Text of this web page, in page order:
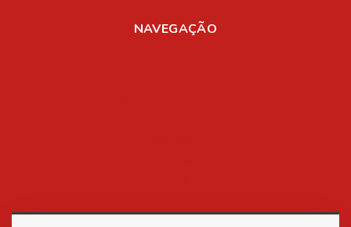
NAVEGAÇÃO
Política de Privacidade